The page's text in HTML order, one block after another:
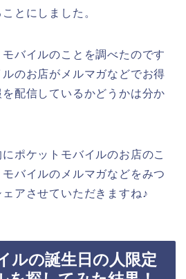
とにしました。
バイルのことを調べたのです
のお店がメルマガなどでお得
配信しているかどうかは分か
ポケットモバイルのお店のこ
バイルのメルマガなどをみつ
アさせていただきますね♪
ルの誕生日の人限定